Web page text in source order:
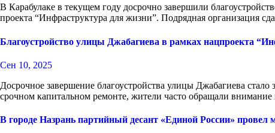
В Карабулаке в текущем году досрочно завершили
проекта “Инфраструктура для жизни”. Подрядная организация
Благоустройство улицы Джабагиева в рамках нацпроекта
Сен 10, 2025
Досрочное завершение благоустройства улицы Джабагиева
срочном капитальном ремонте, жители часто обращали
В городе Назрань партийный десант «Единой России»